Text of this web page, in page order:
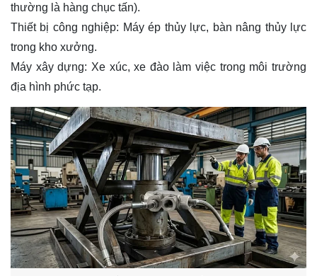
thường là hàng chục tấn).
Thiết bị công nghiệp: Máy ép thủy lực, bàn nâng thủy lực
trong kho xưởng.
Máy xây dựng: Xe xúc, xe đào làm việc trong môi trường
địa hình phức tạp.